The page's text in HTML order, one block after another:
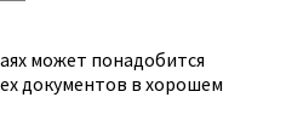
может понадобится
документов в хорошем